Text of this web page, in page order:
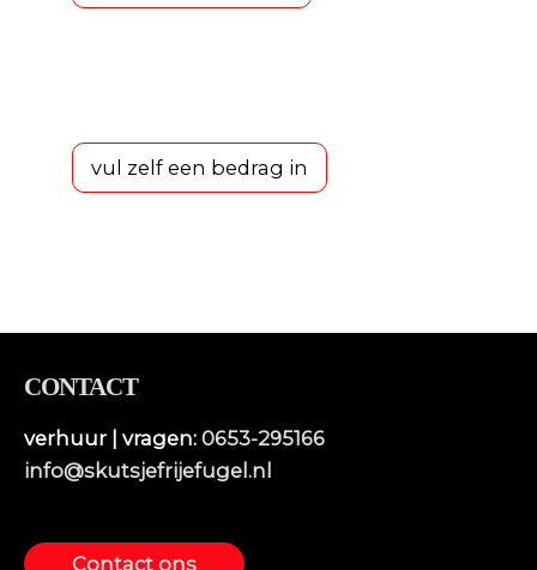
vul zelf een bedrag in
CONTACT
verhuur | vragen: 0653-295166
info@skutsjefrijefugel.nl
Contact ons